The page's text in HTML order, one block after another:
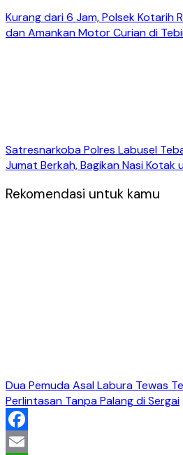
Kurang dari 6 Jam, Polsek Kotarih
dan Amankan Motor Curian di
Satresnarkoba Polres Labusel
Jumat Berkah, Bagikan Nasi
Rekomendasi untuk kamu
Dua Pemuda Asal Labura Tewas
Perlintasan Tanpa Palang di Sergai
Facebook